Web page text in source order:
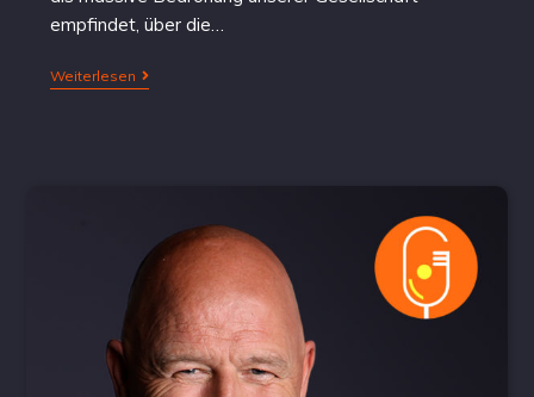
empfindet, über die…
Weiterlesen